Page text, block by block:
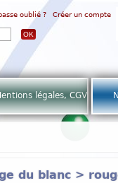
oublié ? Créer un compte
légales, CGV
du blanc >